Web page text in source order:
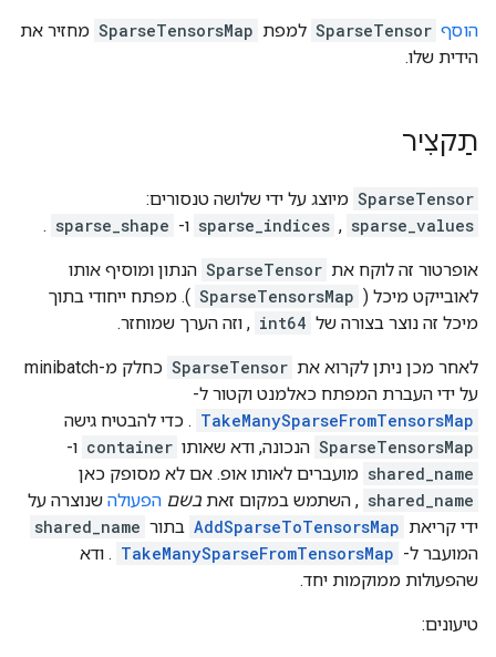
הוסף SparseTensor למפת SparseTensorsMap מחזיר את
הידית שלו.
תַקצִיר
SparseTensor מיוצג על ידי שלושה טנסורים:
sparse_indices , sparse_values ​​ו- sparse_shape
.
אופרטור זה לוקח את SparseTensor הנתון ומוסיף אותו
לאובייקט מיכל ( SparseTensorsMap ). מפתח ייחודי בתוך
מיכל זה נוצר בצורה של int64 , וזה הערך שמוחזר.
לאחר מכן ניתן לקרוא את SparseTensor
כחלק מ-minibatch
על ידי העברת המפתח כאלמנט וקטור ל-
TakeManySparseFromTensorsMap . כדי להבטיח גישה
SparseTensorsMap הנכונה, ודא שאותו container ו-
shared_name מועברים לאותו אופ. אם לא מסופק כאן
shared_name , השתמש במקום זאת בשם הפעולה שנוצרה על
ידי קריאת AddSparseToTensorsMap בתור shared_name
המועבר ל- TakeManySparseFromTensorsMap . ודא
שהפעולות ממוקמות יחד.
טיעונים: